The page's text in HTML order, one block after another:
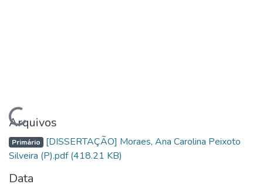
Carregando...
Arquivos
Primário [DISSERTAÇÃO] Moraes, Ana Carolina Peixoto
Silveira (P).pdf(418.21 KB)
Data